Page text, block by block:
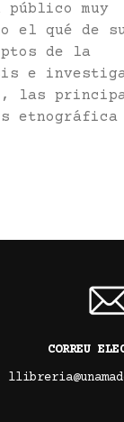
público muy
el qué de
de la
e
las
etnográfica
CORREU